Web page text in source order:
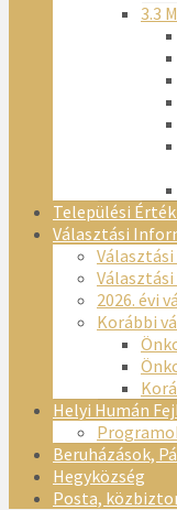
3.3
Települési
Választási
2026. évi
Korábbi
Helyi Humán
Beruházások,
Hegyközség
Posta,